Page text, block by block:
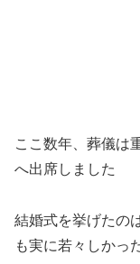
ここ数年、葬儀は
へ出席しました
結婚式を挙げたの
も実に若々しかっ